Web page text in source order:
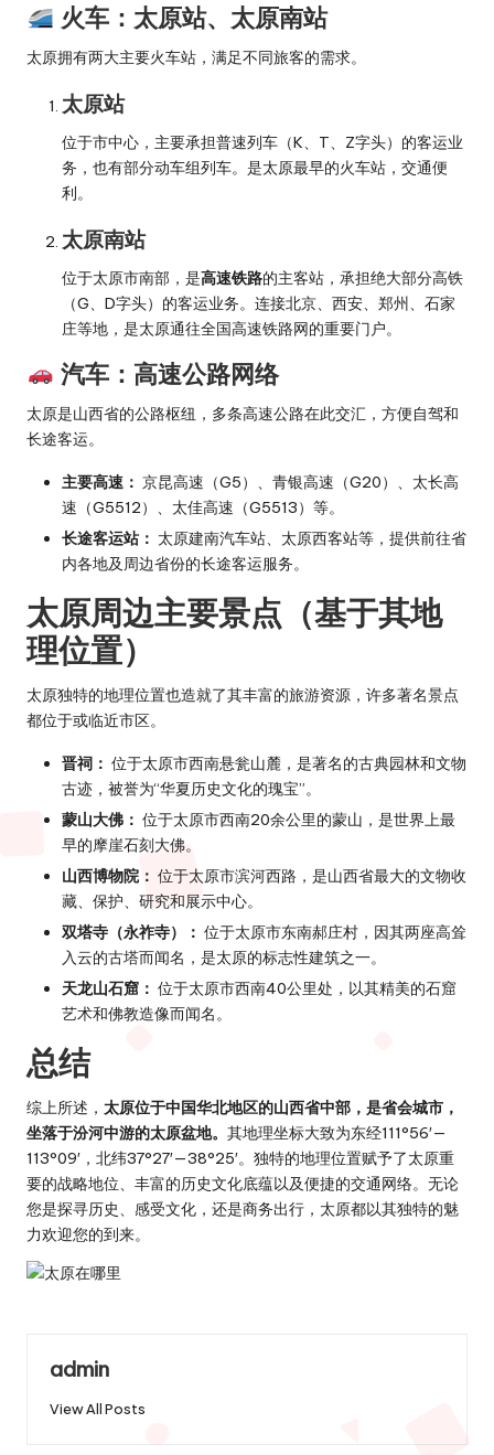
火车：太原站、太原南站
太原拥有两大主要火车站，满足不同旅客的需求。
太原站
位于市中心，主要承担普速列车（K、T、Z字头）的客运业
务，也有部分动车组列车。是太原最早的火车站，交通便
利。
太原南站
位于太原市南部，是高速铁路的主客站，承担绝大部分高铁
（G、D字头）的客运业务。连接北京、西安、郑州、石家
庄等地，是太原通往全国高速铁路网的重要门户。
汽车：高速公路网络
太原是山西省的公路枢纽，多条高速公路在此交汇，方便自驾和
长途客运。
主要高速： 京昆高速（G5）、青银高速（G20）、太长高
速（G5512）、太佳高速（G5513）等。
长途客运站： 太原建南汽车站、太原西客站等，提供前往省
内各地及周边省份的长途客运服务。
太原周边主要景点（基于其地
理位置）
太原独特的地理位置也造就了其丰富的旅游资源，许多著名景点
都位于或临近市区。
晋祠： 位于太原市西南悬瓮山麓，是著名的古典园林和文物
古迹，被誉为“华夏历史文化的瑰宝”。
蒙山大佛： 位于太原市西南20余公里的蒙山，是世界上最
早的摩崖石刻大佛。
山西博物院： 位于太原市滨河西路，是山西省最大的文物收
藏、保护、研究和展示中心。
双塔寺（永祚寺）： 位于太原市东南郝庄村，因其两座高耸
入云的古塔而闻名，是太原的标志性建筑之一。
天龙山石窟： 位于太原市西南40公里处，以其精美的石窟
艺术和佛教造像而闻名。
总结
综上所述， 太原位于中国华北地区的山西省中部，是省会城市，
坐落于汾河中游的太原盆地。 其地理坐标大致为东经111°56′—
113°09′，北纬37°27′—38°25′。独特的地理位置赋予了太原重
要的战略地位、丰富的历史文化底蕴以及便捷的交通网络。无论
您是探寻历史、感受文化，还是商务出行，太原都以其独特的魅
力欢迎您的到来。
admin
View All Posts